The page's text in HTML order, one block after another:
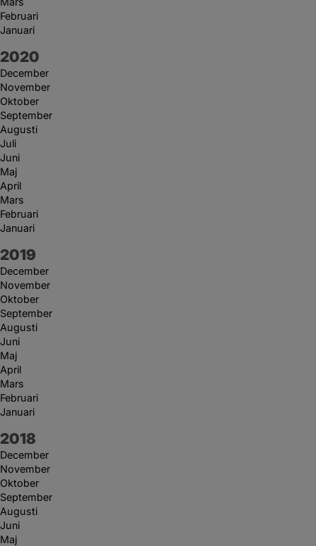
Februari
Januari
År:
2020
December
November
Oktober
September
Augusti
Juli
Juni
Maj
April
Mars
Februari
Januari
År:
2019
December
November
Oktober
September
Augusti
Juni
Maj
April
Mars
Februari
Januari
År:
2018
December
November
Oktober
September
Augusti
Juni
Maj